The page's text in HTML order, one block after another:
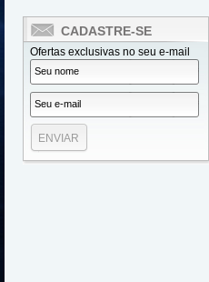
CADASTRE-SE
Ofertas exclusivas no seu e-mail